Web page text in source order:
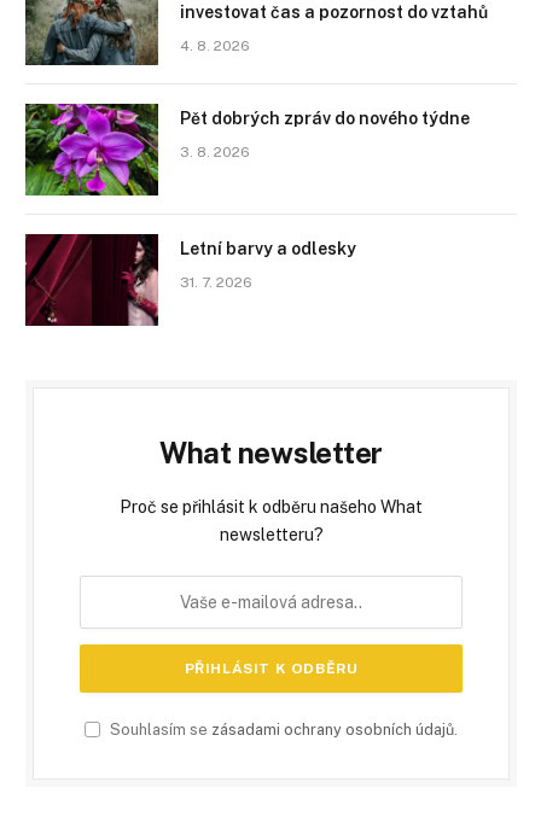
investovat čas a pozornost do vztahů
4. 8. 2026
Pět dobrých zpráv do nového týdne
3. 8. 2026
Letní barvy a odlesky
31. 7. 2026
What newsletter
Proč se přihlásit k odběru našeho What
newsletteru?
Souhlasím se zásadami ochrany osobních údajů.